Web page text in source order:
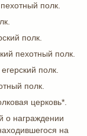
полк.
полк.
пехотный полк.
полк.
полк.
церковь*.
о награждении
на